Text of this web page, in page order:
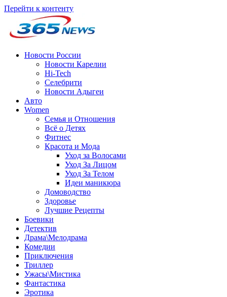
Перейти к контенту
Новости России
Новости Карелии
Hi-Tech
Селебрити
Новости Адыгеи
Авто
Women
Семья и Отношения
Всё о Детях
Фитнес
Красота и Мода
Уход за Волосами
Уход За Лицом
Уход За Телом
Идеи маникюра
Домоводство
Здоровье
Лучшие Рецепты
Боевики
Детектив
Драма\Мелодрама
Комедии
Приключения
Триллер
Ужасы\Мистика
Фантастика
Эротика